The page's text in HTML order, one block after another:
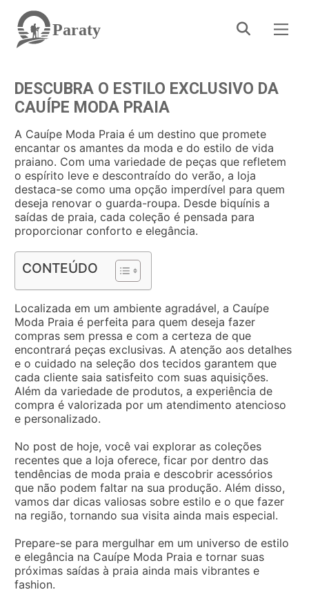
Paraty
DESCUBRA O ESTILO EXCLUSIVO DA
CAUÍPE MODA PRAIA
A Cauípe Moda Praia é um destino que promete
encantar os amantes da moda e do estilo de vida
praiano. Com uma variedade de peças que refletem
o espírito leve e descontraído do verão, a loja
destaca-se como uma opção imperdível para quem
deseja renovar o guarda-roupa. Desde biquínis a
saídas de praia, cada coleção é pensada para
proporcionar conforto e elegância.
CONTEÚDO
Localizada em um ambiente agradável, a Cauípe
Moda Praia é perfeita para quem deseja fazer
compras sem pressa e com a certeza de que
encontrará peças exclusivas. A atenção aos detalhes
e o cuidado na seleção dos tecidos garantem que
cada cliente saia satisfeito com suas aquisições.
Além da variedade de produtos, a experiência de
compra é valorizada por um atendimento atencioso
e personalizado.
No post de hoje, você vai explorar as coleções
recentes que a loja oferece, ficar por dentro das
tendências de moda praia e descobrir acessórios
que não podem faltar na sua produção. Além disso,
vamos dar dicas valiosas sobre estilo e o que fazer
na região, tornando sua visita ainda mais especial.
Prepare-se para mergulhar em um universo de estilo
e elegância na Cauípe Moda Praia e tornar suas
próximas saídas à praia ainda mais vibrantes e
fashion.